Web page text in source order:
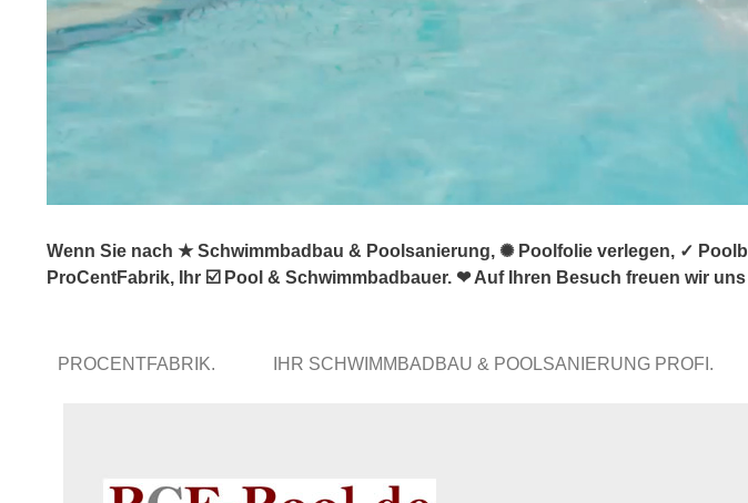
Wenn Sie nach ★ Schwimmbadbau & Poolsanierung, ✺ Poolfolie verlegen, ✓
ProCentFabrik, Ihr ☑️ Pool & Schwimmbadbauer. ❤ Auf Ihren Besuch freuen wir
PROCENTFABRIK. IHR SCHWIMMBADBAU & POOLSANIERUNG PROFI.